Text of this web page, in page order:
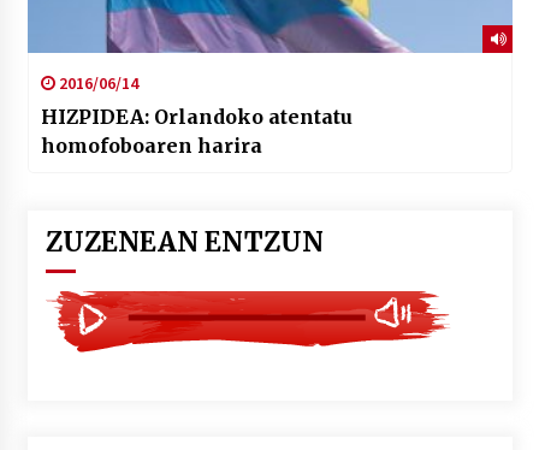
2016/06/14
HIZPIDEA: Orlandoko atentatu
homofoboaren harira
ZUZENEAN ENTZUN